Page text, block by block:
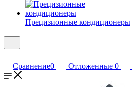
Прецизионные кондиционеры
Сравнение0 Отложенные 0